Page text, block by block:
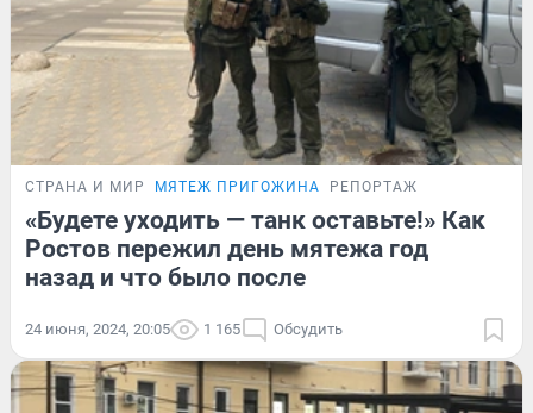
СТРАНА И МИР МЯТЕЖ ПРИГОЖИНА РЕПОРТАЖ
«Будете уходить — танк оставьте!» Как
Ростов пережил день мятежа год
назад и что было после
24 июня, 2024, 20:05 1 165 Обсудить